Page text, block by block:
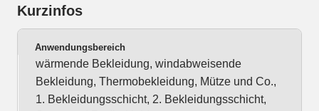
Kurzinfos
Anwendungsbereich
wärmende Bekleidung, windabweisende
Bekleidung, Thermobekleidung, Mütze und Co.,
1. Bekleidungsschicht, 2. Bekleidungsschicht,